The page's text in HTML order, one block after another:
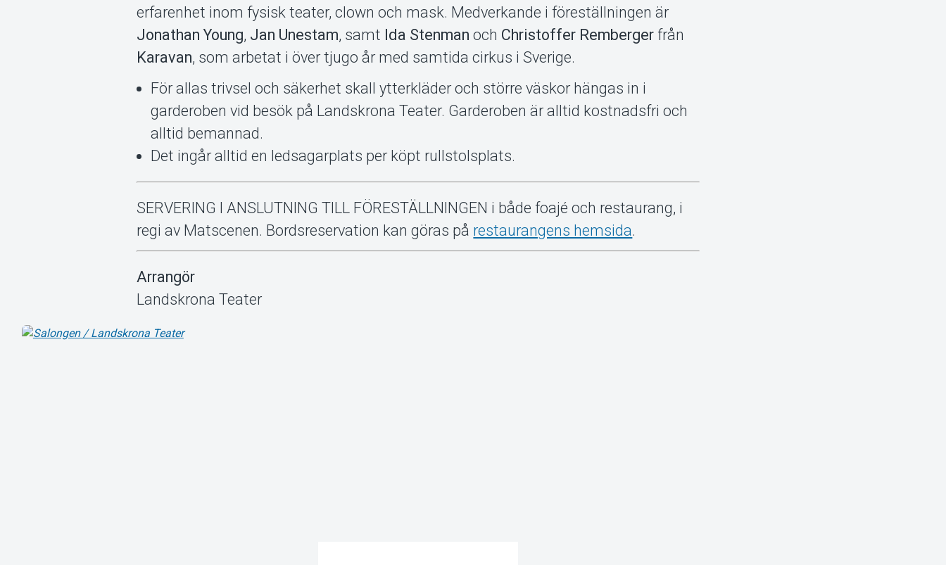
erfarenhet inom fysisk teater, clown och mask. Medverkande i föreställningen är
Jonathan Young, Jan Unestam, samt Ida Stenman och Christoffer Remberger från
Karavan, som arbetat i över tjugo år med samtida cirkus i Sverige.
För allas trivsel och säkerhet skall ytterkläder och större väskor hängas in i
garderoben vid besök på Landskrona Teater. Garderoben är alltid kostnadsfri och
alltid bemannad.
Det ingår alltid en ledsagarplats per köpt rullstolsplats.
SERVERING I ANSLUTNING TILL FÖRESTÄLLNINGEN i både foajé och restaurang, i
regi av Matscenen. Bordsreservation kan göras på restaurangens hemsida.
Arrangör
Landskrona Teater